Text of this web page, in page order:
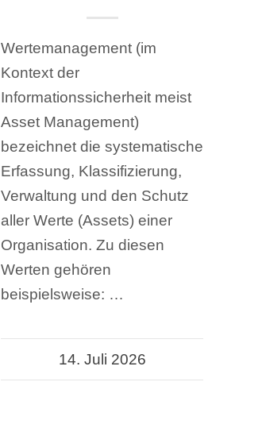
Wertemanagement (im
Kontext der
Informationssicherheit meist
Asset Management)
bezeichnet die systematische
Erfassung, Klassifizierung,
Verwaltung und den Schutz
aller Werte (Assets) einer
Organisation. Zu diesen
Werten gehören
beispielsweise: …
14. Juli 2026